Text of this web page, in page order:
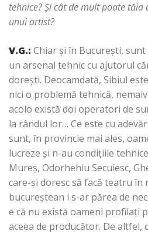
tehnice? Şi cât de mult poate
unui artist?
V.G.: Chiar şi în Bucureşti,
un arsenal tehnic cu ajutorul
doreşti. Deocamdată, Sibiul
nici o problemă tehnică,
acolo există doi operatori de
la rândul lor… Ce este cu
sunt, în provincie mai ales,
lucreze şi n-au condiţiile
Mureş, Odorhehiu Secuiesc,
care-şi doresc să facă teatru în
bucureştean i s-ar părea de
e că nu există oameni profilaţi
aceea de producător. De altfel,